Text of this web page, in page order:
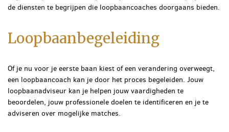
de diensten te begrijpen die loopbaancoaches doorgaans bieden.
Loopbaanbegeleiding
Of je nu voor je eerste baan kiest of een verandering overweegt,
een loopbaancoach kan je door het proces begeleiden. Jouw
loopbaanadviseur kan je helpen jouw vaardigheden te
beoordelen, jouw professionele doelen te identificeren en je te
adviseren over mogelijke matches.